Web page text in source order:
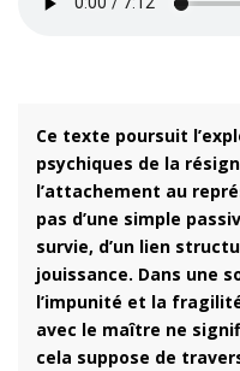
Ce texte poursuit
psychiques de la
l’attachement au
pas d’une simple
survie, d’un lien
jouissance. Dans une
l’impunité et la
avec le maître ne
cela suppose de